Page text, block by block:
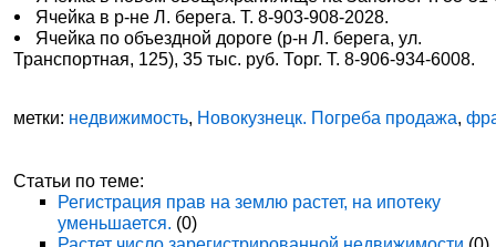
Ячейка в р-не Л. берега. Т. 8-903-908-2028.
Ячейка по объездной дороге (р-н Л. берега, ул.
Транспортная, 125), 35 тыс. руб. Торг. Т. 8-906-934-6008.
метки: недвижимость, Новокузнецк. Погреба продажа,
Статьи по теме:
Регистрация прав на землю растет, на ипотеку
уменьшается. (0)